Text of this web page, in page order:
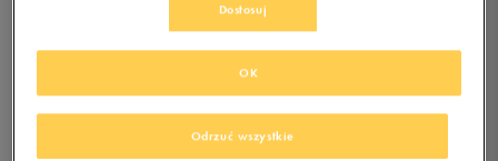
Dostosuj
Odrzuć wszystkie
OK